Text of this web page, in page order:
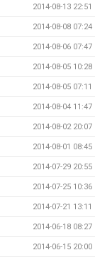
2014-08-13 22:51
2014-08-08 07:24
2014-08-06 07:47
2014-08-05 10:28
2014-08-05 07:11
2014-08-04 11:47
2014-08-02 20:07
2014-08-01 08:45
2014-07-29 20:55
2014-07-25 10:36
2014-07-21 13:11
2014-06-18 08:27
2014-06-15 20:00